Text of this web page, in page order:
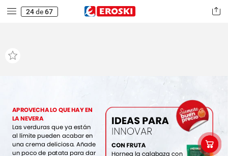
24de67
APROVECHALOQUEHAYEN
LANEVERA
Lasverduras queya están
al límite pueden acabaren
una crema deliciosa. Añade
unpoco de patata para dar
IDEASPARA
INNOVAR
CONFRUTA
Hornea la calabaza con